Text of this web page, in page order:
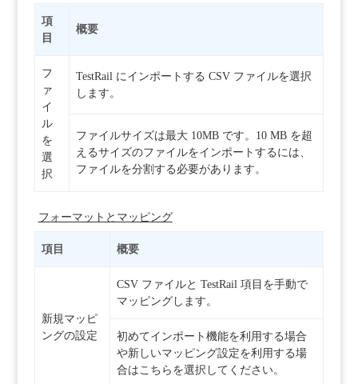
項
目
概要
フ
ァ
イ
ル
を
選
択
TestRail にインポートする CSV ファイルを選択
します。
ファイルサイズは最大 10MB です。10 MB を超
えるサイズのファイルをインポートするには、
ファイルを分割する必要があります。
フォーマットとマッピング
項目 概要
新規マッピ
ングの設定
CSV ファイルと TestRail 項目を手動で
マッピングします。
初めてインポート機能を利用する場合
や新しいマッピング設定を利用する場
合はこちらを選択してください。